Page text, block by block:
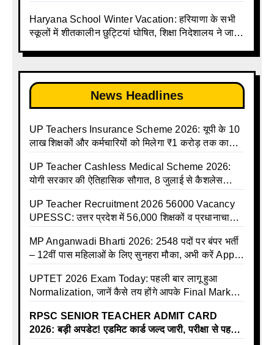
Up Madhyamik Avkash Talika 2025 | UP
Madhyamik School avkash suchi | UP
holiday calendar | Madhyamik School Holidays
List 2025
Haryana School Winter Vacation: हरियाणा के सभी
स्कूलों में शीतकालीन छुट्टियां घोषित, शिक्षा निदेशालय ने जारी
News Headlines
UP Teachers Insurance Scheme 2026: यूपी के 10
लाख शिक्षकों और कर्मचारियों को मिलेगा ₹1 करोड़ तक का
UP Teacher Cashless Medical Scheme 2026:
योगी सरकार की ऐतिहासिक सौगात, 8 जुलाई से कैशलेस
UP Teacher Recruitment 2026 56000 Vacancy
UPESSC: उत्तर प्रदेश में 56,000 शिक्षकों व प्रधानाचार्यों
MP Anganwadi Bharti 2026: 2548 पदों पर बंपर भर्ती
– 12वीं पास महिलाओं के लिए सुनहरा मौका, अभी करें Apply
UPTET 2026 Exam Today: पहली बार लागू हुआ
Normalization, जानें कैसे तय होंगे आपके Final Marks
RPSC SENIOR TEACHER ADMIT CARD
2026: बड़ी अपडेट! एडमिट कार्ड जल्द जारी, परीक्षा से पहले